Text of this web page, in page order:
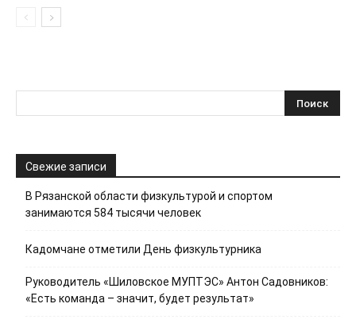
Свежие записи
В Рязанской области физкультурой и спортом
занимаются 584 тысячи человек
Кадомчане отметили День физкультурника
Руководитель «Шиловское МУПТЭС» Антон Садовников:
«Есть команда – значит, будет результат»